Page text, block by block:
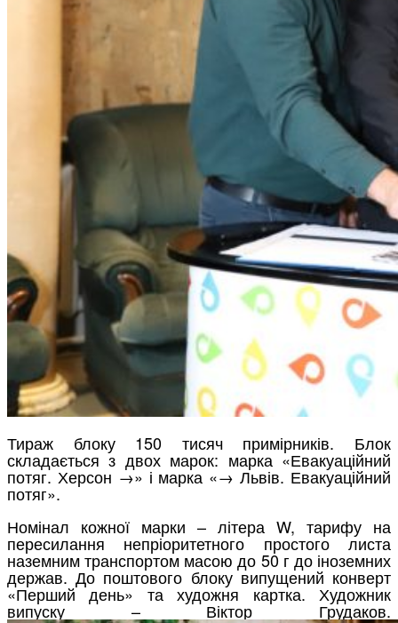
Тираж блоку 150 тисяч примірників. Блок
складається з двох марок: марка «Евакуаційний
потяг. Херсон →» і марка «→ Львів. Евакуаційний
потяг».
Номінал кожної марки – літера W, тарифу на
пересилання непріоритетного простого листа
наземним транспортом масою до 50 г до іноземних
держав. До поштового блоку випущений конверт
«Перший день» та художня картка. Художник
випуску – Віктор Грудаков.